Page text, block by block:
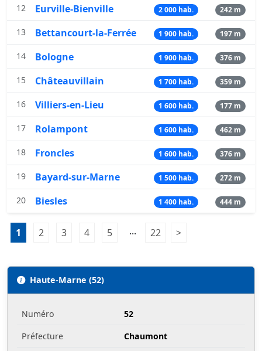
12 Eurville-Bienville 2 000 hab. 242 m
13 Bettancourt-la-Ferrée 1 900 hab. 197 m
14 Bologne 1 900 hab. 376 m
15 Châteauvillain 1 700 hab. 359 m
16 Villiers-en-Lieu 1 600 hab. 177 m
17 Rolampont 1 600 hab. 462 m
18 Froncles 1 600 hab. 376 m
19 Bayard-sur-Marne 1 500 hab. 272 m
20 Biesles 1 400 hab. 444 m
Pagination:
1 Page 1
2 Page 2
3 Page 3
4 Page 4
5 Page 5
... 22 Page 22
>
Haute-Marne (52)
Numéro
52
Préfecture
Chaumont